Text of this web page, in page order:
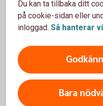
Om man
täcker
Vilka bilar har en
Du kan ta tillbaka ditt
på cookie-sidan eller
inloggad. Så hanterar vi
Bara